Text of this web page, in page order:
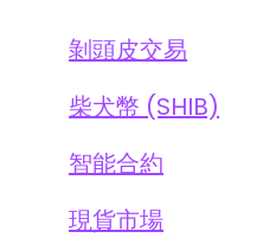
剝頭皮交易
柴犬幣 (SHIB)
智能合約
現貨市場